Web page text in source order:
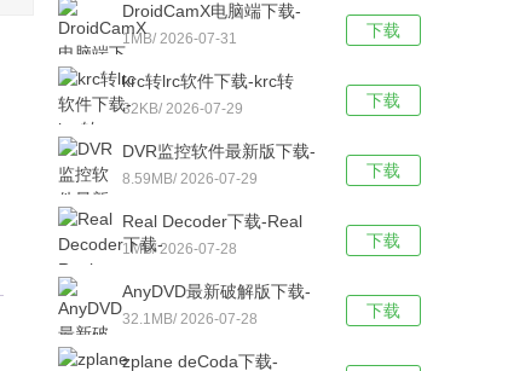
下载
DroidCamX电脑端下载-
DroidCamX v6.7.1 免费版
下载
1MB/ 2026-07-31
下载
krc转lrc软件下载-krc转
lrc(krc2lrc) v1.2 免费绿色
版下载
32KB/ 2026-07-29
下载
DVR监控软件最新版下载-
DVR监控软件 v1.0电脑版
8.59MB/ 2026-07-29
下载
Real Decoder下载-Real
Decoder(Real解码器)
v2.1.1.0 免费中文版下载
1MB/ 2026-07-28
下载
AnyDVD最新破解版下载-
AnyDVD v8.3.8.0 绿色免
32.1MB/ 2026-07-28
zplane deCoda下载-